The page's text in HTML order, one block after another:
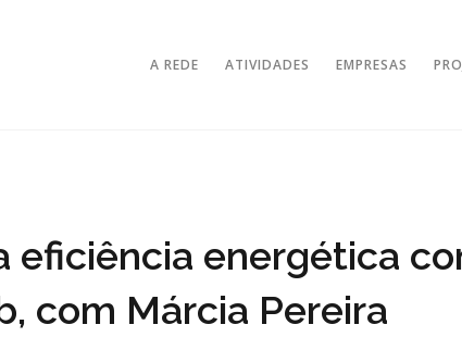
A REDE ATIVIDADES EMPRESAS
eficiência energética
com Márcia Pereira